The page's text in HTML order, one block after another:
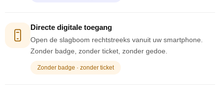
Directe digitale toegang
Open de slagboom rechtstreeks vanuit uw smartphone.
Zonder badge, zonder ticket, zonder gedoe.
Zonder badge · zonder ticket